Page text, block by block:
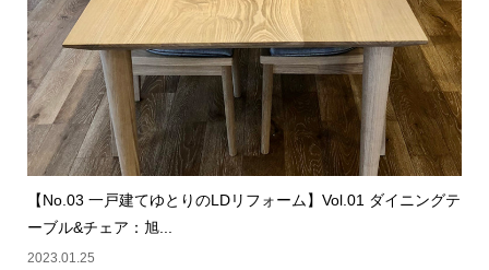
【No.03 一戸建てゆとりのLDリフォーム】Vol.01 ダイニングテ
ーブル&チェア：旭...
2023.01.25